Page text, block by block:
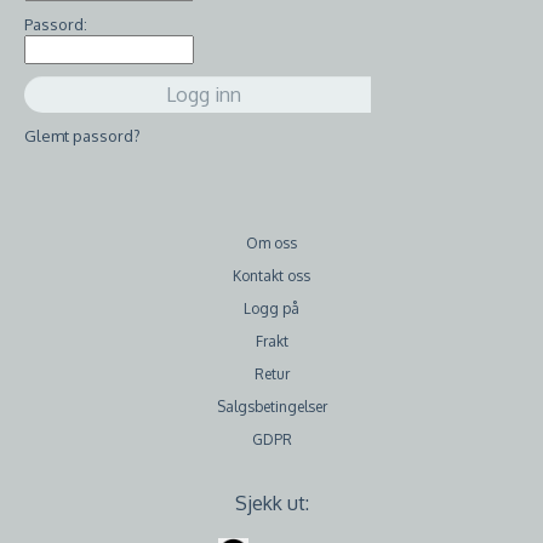
Passord:
Glemt passord?
Om oss
Kontakt oss
Logg på
Frakt
Retur
Salgsbetingelser
GDPR
Sjekk ut: